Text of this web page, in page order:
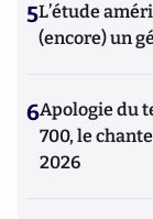
5L’étude
(encore) un
6Apologie du
700, le
2026